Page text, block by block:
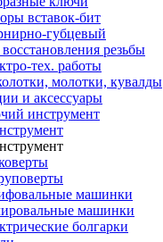
вставок-бит
губцевый
резьбы
тех. работы
молотки, кувалды
и аксессуары
инструмент
машинки
машинки
болгарки